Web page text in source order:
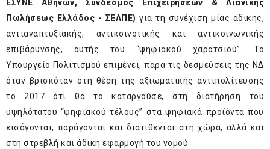
ΕΣΥΝΕ Αθηνών, Σύνδεσμος Επιχειρήσεων & Λιανικής
Πωλήσεως Ελλάδος - ΣΕΛΠΕ) για τη συνέχιση μίας άδικης,
αντιαναπτυξιακής, αντικοινοτικής και αντικοινωνικής
επιβάρυνσης, αυτής του “ψηφιακού χαρατσιού”. Το
Υπουργείο Πολιτισμού επιμένει, παρά τις δεσμεύσεις της ΝΔ
όταν βρισκόταν στη θέση της αξιωματικής αντιπολίτευσης
το 2017 ότι θα το καταργούσε, στη διατήρηση του
υψηλότατου “ψηφιακού τέλους” στα ψηφιακά προϊόντα που
εισάγονται, παράγονται και διατίθενται στη χώρα, αλλά και
στη στρεβλή και άδικη εφαρμογή του νομού.